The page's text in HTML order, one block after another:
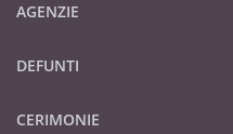
AGENZIE
DEFUNTI
CERIMONIE